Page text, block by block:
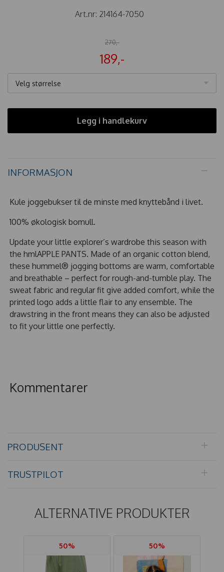
Art.nr: 214164-7050
270,-
189,-
Velg størrelse
Legg i handlekurv
INFORMASJON
Kule joggebukser til de minste med knyttebånd i livet.
100% økologisk bomull.
Update your little explorer’s wardrobe this season with
the hmlAPPLE PANTS. Made of an organic cotton blend,
these hummel® jogging bottoms are warm, comfortable
and breathable – perfect for rough-and-tumble play. The
sweat fabric and regular fit give added comfort, while the
printed logo adds a little flair to any ensemble. The
drawstring in the front means they can also be adjusted
to fit your little one perfectly.
Kommentarer
PRODUSENT
TRUSTPILOT
ALTERNATIVE PRODUKTER
50% 50%